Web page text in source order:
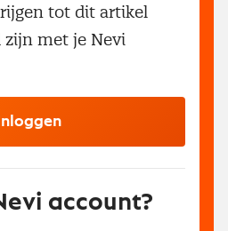
tot dit artikel
met je Nevi
Inloggen
account?